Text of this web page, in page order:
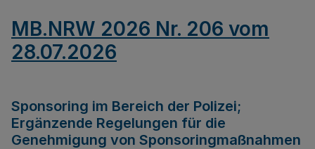
MB.NRW 2026 Nr. 206 vom
28.07.2026
Sponsoring im Bereich der Polizei;
Ergänzende Regelungen für die
Genehmigung von Sponsoringmaßnahmen